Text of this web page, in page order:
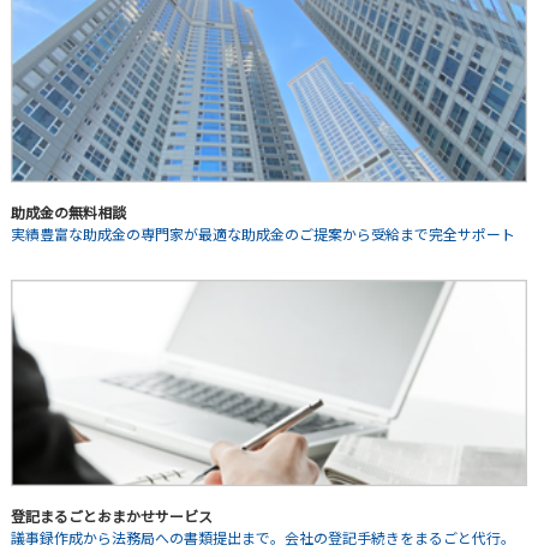
助成金の無料相談
実績豊富な助成金の専門家が最適な助成金のご提案から受給まで完全サポート
登記まるごとおまかせサービス
議事録作成から法務局への書類提出まで。会社の登記手続きをまるごと代行。